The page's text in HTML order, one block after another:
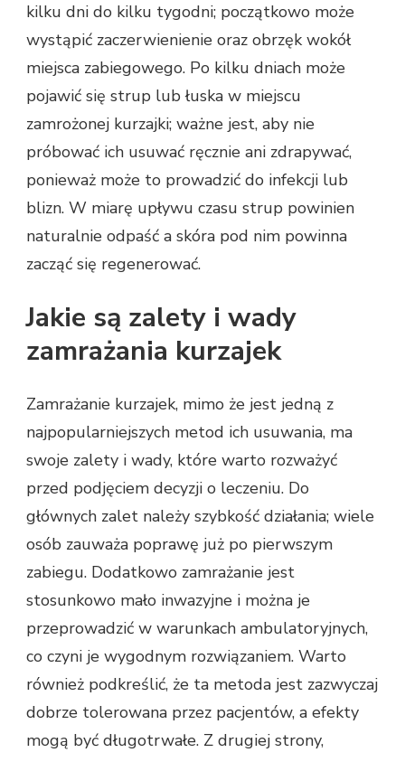
kilku dni do kilku tygodni; początkowo może
wystąpić zaczerwienienie oraz obrzęk wokół
miejsca zabiegowego. Po kilku dniach może
pojawić się strup lub łuska w miejscu
zamrożonej kurzajki; ważne jest, aby nie
próbować ich usuwać ręcznie ani zdrapywać,
ponieważ może to prowadzić do infekcji lub
blizn. W miarę upływu czasu strup powinien
naturalnie odpaść a skóra pod nim powinna
zacząć się regenerować.
Jakie są zalety i wady
zamrażania kurzajek
Zamrażanie kurzajek, mimo że jest jedną z
najpopularniejszych metod ich usuwania, ma
swoje zalety i wady, które warto rozważyć
przed podjęciem decyzji o leczeniu. Do
głównych zalet należy szybkość działania; wiele
osób zauważa poprawę już po pierwszym
zabiegu. Dodatkowo zamrażanie jest
stosunkowo mało inwazyjne i można je
przeprowadzić w warunkach ambulatoryjnych,
co czyni je wygodnym rozwiązaniem. Warto
również podkreślić, że ta metoda jest zazwyczaj
dobrze tolerowana przez pacjentów, a efekty
mogą być długotrwałe. Z drugiej strony,